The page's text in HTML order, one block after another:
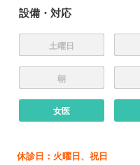
設備・対応
土曜日
朝
女医
休診日：火曜日、祝日